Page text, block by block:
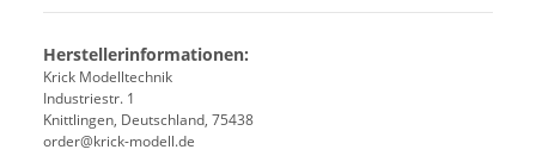
Herstellerinformationen:
Krick Modelltechnik
Industriestr. 1
Knittlingen, Deutschland, 75438
order@krick-modell.de